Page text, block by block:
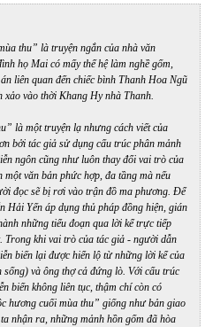
thu” là truyện ngắn của nhà văn
họ Mai có mấy thế hệ làm nghề gốm,
liên quan đến chiếc bình Thanh Hoa Ngũ
vào thời Khang Hy nhà Thanh.
là một truyện lạ nhưng cách viết của
bởi tác giả sử dụng cấu trúc phân mảnh
ngôn cũng như luôn thay đổi vai trò của
một văn bản phức hợp, đa tầng mà nếu
đọc sẽ bị rơi vào trận đồ ma phương. Để
Hải Yến áp dụng thủ pháp đồng hiện, gián
những tiểu đoạn qua lời kể trực tiếp
Trong khi vai trò của tác giả - người dẫn
biến lại được hiển lộ từ những lời kể của
sống) và ông thợ cả đứng lò. Với cấu trúc
biến không liên tục, thậm chí còn có
hương cuối mùa thu” giống như bản giao
nhận ra, những mảnh hồn gốm đã hòa